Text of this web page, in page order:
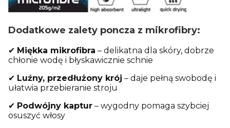
Dodatkowe zalety poncza z mikrofibry:
✔ Miękka mikrofibra – delikatna dla skóry, dobrze
chłonie wodę i błyskawicznie schnie
✔ Luźny, przedłużony krój – daje pełną swobodę i
ułatwia przebieranie stroju
✔ Podwójny kaptur – wygodny pomaga szybciej
osuszyć włosy